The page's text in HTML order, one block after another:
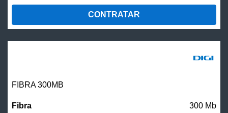
CONTRATAR
FIBRA 300MB
300 Mb